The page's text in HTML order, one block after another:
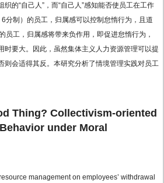
的“自己人”，而“自己人”感知能否使员工在工作
分制）的员工，归属感可以控制怠惰行为，且道
工，归属感将带来负作用，即促进怠惰行为，
时要大。因此，虽然集体主义人力资源管理可以提
会适得其反。本研究分析了情境管理实践对员工
Thing? Collectivism-oriented
under Moral
management on employees’ withdrawal